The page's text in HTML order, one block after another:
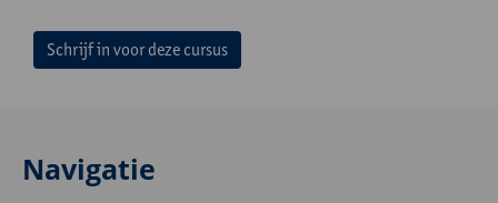
Schrijf in voor deze cursus
Navigatie